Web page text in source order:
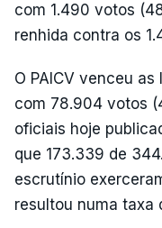
com 1.490 votos
renhida contra os
O PAICV venceu
com 78.904 votos
oficiais hoje
que 173.339 de
escrutínio
resultou numa taxa